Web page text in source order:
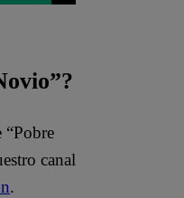
“Pobre
canal
.